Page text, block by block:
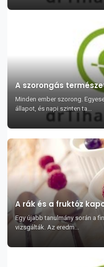
A szorongás
Minden ember szorong.
állapot, és napi szinten ta...
A rák és a fruktóz
Egy újabb tanulmány során a
vizsgálták. Az eredm...